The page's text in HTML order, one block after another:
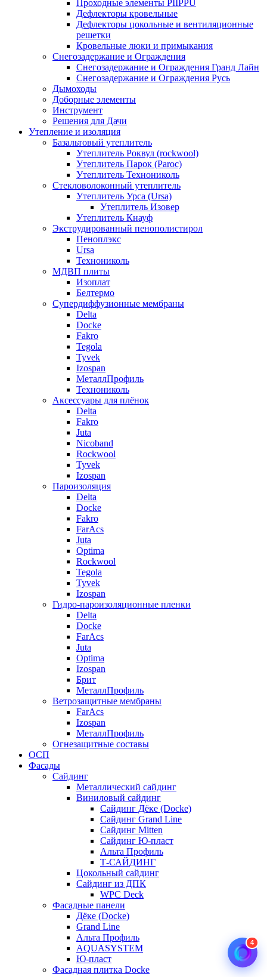
Проходные элементы PIIPPU
Дефлекторы кровельные
Дефлекторы цокольные и вентиляционные
решетки
Кровельные люки и примыкания
Снегозадержание и Ограждения
Снегозадержание и Ограждения Гранд Лайн
Снегозадержание и Ограждения Русь
Дымоходы
Доборные элементы
Инструмент
Решения для Дачи
Утепление и изоляция
Базальтовый утеплитель
Утеплитель Роквул (rockwool)
Утеплитель Парок (Paroc)
Утеплитель Технониколь
Стекловолоконный утеплитель
Утеплитель Урса (Ursa)
Утеплитель Изовер
Утеплитель Кнауф
Экструдированный пенополистирол
Пеноплэкс
Ursa
Технониколь
МДВП плиты
Изоплат
Белтермо
Супердиффузионные мембраны
Delta
Docke
Fakro
Tegola
Tyvek
Izospan
МеталлПрофиль
Технониколь
Аксессуары для плёнок
Delta
Fakro
Juta
Nicoband
Rockwool
Tyvek
Izospan
Пароизоляция
Delta
Docke
Fakro
FarAcs
Juta
Optima
Rockwool
Tegola
Tyvek
Izospan
Гидро-пароизоляционные пленки
Delta
Docke
FarAcs
Juta
Optima
Izospan
Брит
МеталлПрофиль
Ветрозащитные мембраны
FarAcs
Izospan
МеталлПрофиль
Огнезащитные составы
ОСП
Фасады
Сайдинг
Металлический сайдинг
Виниловый сайдинг
Сайдинг Дёке (Docke)
Сайдинг Grand Line
Сайдинг Mitten
Сайдинг Ю-пласт
Альта Профиль
Т-САЙДИНГ
Цокольный сайдинг
Сайдинг из ДПК
WPC Deck
Фасадные панели
Дёке (Docke)
Grand Line
Альта Профиль
AQUASYSTEM
Ю-пласт
Фасадная плитка Docke
4